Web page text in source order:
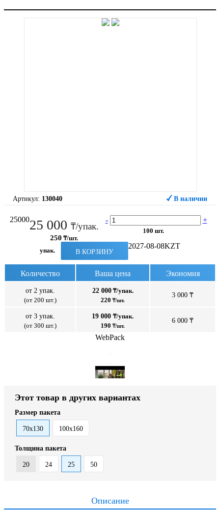
Артикул: 130040 В наличии
2500025 000 ₸/упак.
250 ₸/шт.
- +
100 шт.
упак. В КОРЗИНУ
2027-08-08KZT
Количество Ваша цена Экономия
от 2 упак.
(от 200 шт.)
22 000₸/упак.
220 ₸/шт.
3 000 ₸
от 3 упак.
(от 300 шт.)
19 000 ₸/упак.
190 ₸/шт.
6 000 ₸
WebPack
Этот товар в других вариантах
Размер пакета
70x130 100x160
Толщина пакета
20 24 25 50
Описание